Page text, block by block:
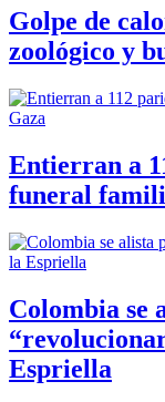
Golpe de
zoológico y
Entierran a
funeral
Colombia se
Espriella